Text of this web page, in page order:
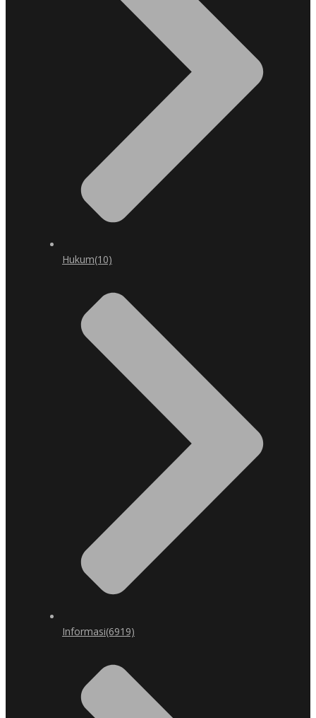
Hukum(10)
Informasi(6919)